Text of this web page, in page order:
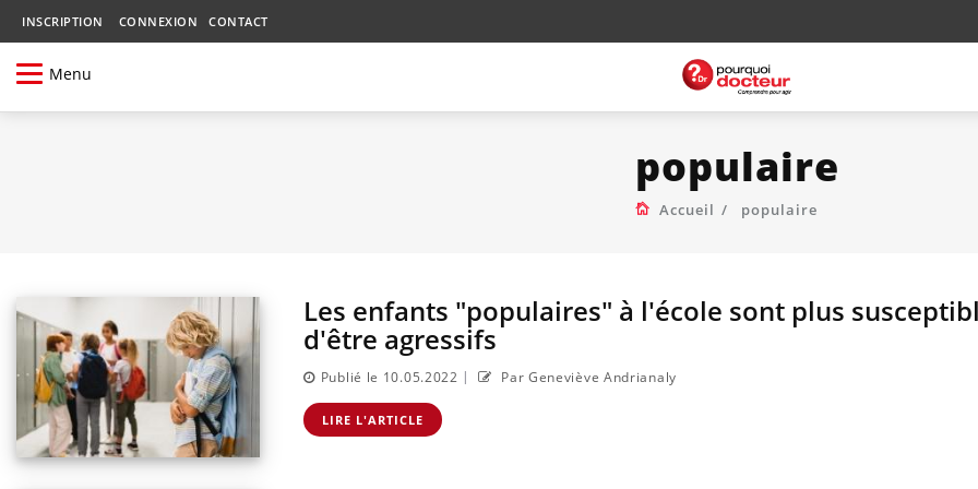
INSCRIPTION CONNEXION CONTACT
Menu
populaire
Accueil populaire
Les enfants "populaires" à l'école sont plus
d'être agressifs
Publié le 10.05.2022 | Par Geneviève Andrianaly
LIRE L'ARTICLE